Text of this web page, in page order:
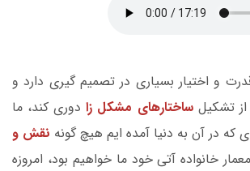
و اختیار بسیاری در تصمیم گیری دارد و
تشکیل ساختارهای مشکل زا دوری کند، ما
که در آن به دنیا آمده ایم هیچ گونه نقش و
خانواده آتی خود ما خواهیم بود، امروزه